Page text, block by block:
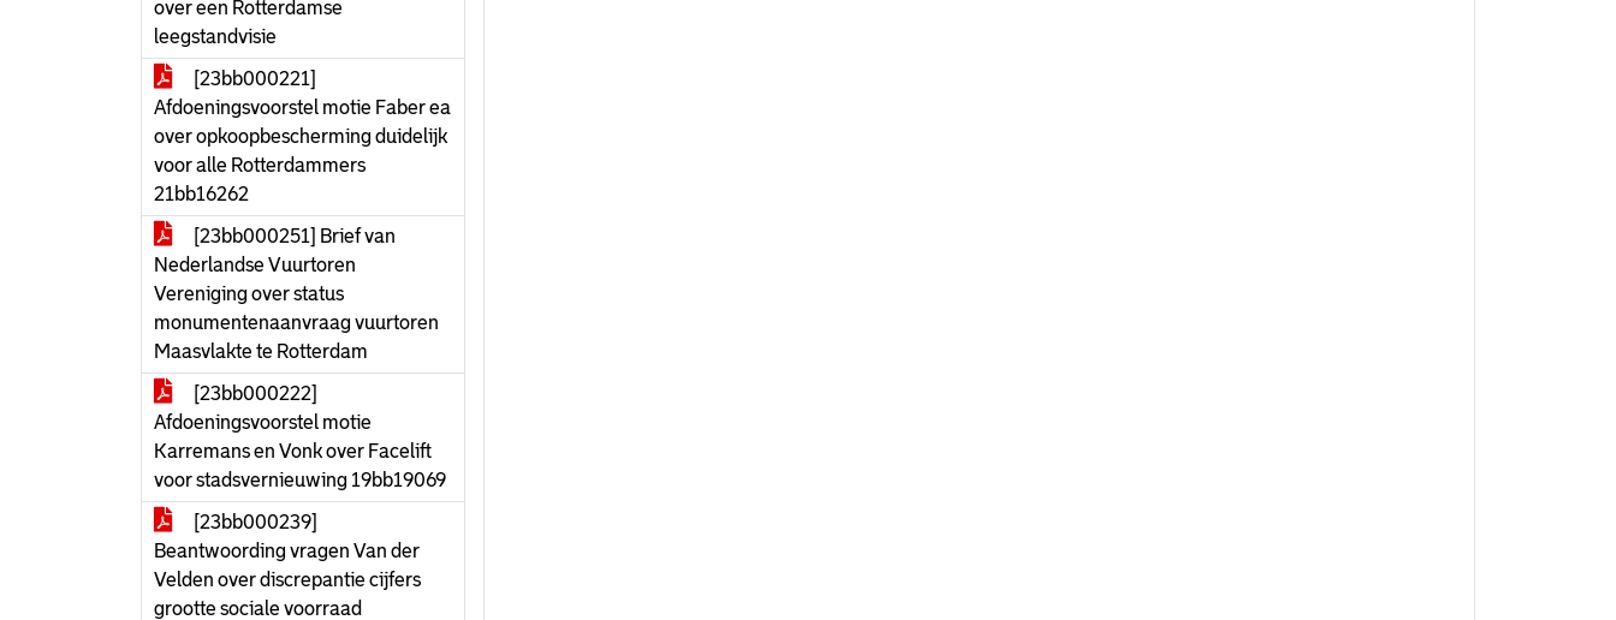
over een Rotterdamse
leegstandvisie
[23bb000221]
Afdoeningsvoorstel motie Faber ea
over opkoopbescherming duidelijk
voor alle Rotterdammers
21bb16262
[23bb000251] Brief van
Nederlandse Vuurtoren
Vereniging over status
monumentenaanvraag vuurtoren
Maasvlakte te Rotterdam
[23bb000222]
Afdoeningsvoorstel motie
Karremans en Vonk over Facelift
voor stadsvernieuwing 19bb19069
[23bb000239]
Beantwoording vragen Van der
Velden over discrepantie cijfers
grootte sociale voorraad